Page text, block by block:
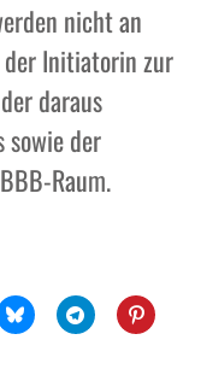
nicht an
Initiatorin zur
daraus
der
Raum.